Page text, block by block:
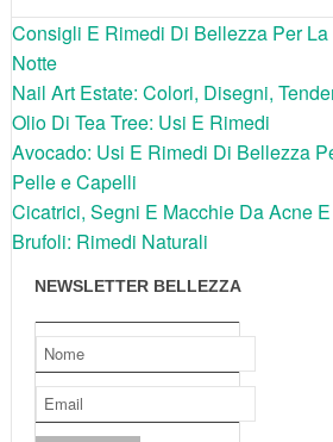
Consigli E Rimedi Di Bellezza Per La
Notte
Nail Art Estate: Colori, Disegni,
Olio Di Tea Tree: Usi E Rimedi
Avocado: Usi E Rimedi Di Bellezza
Pelle e Capelli
Cicatrici, Segni E Macchie Da Acne E
Brufoli: Rimedi Naturali
NEWSLETTER BELLEZZA